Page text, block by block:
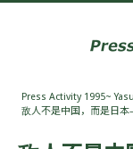
Press Activity 1995~
敌人不是中国，而是日